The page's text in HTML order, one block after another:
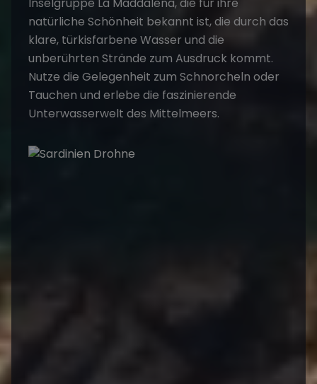
natürliche Schönheit bekannt ist, die durch das
klare, türkisfarbene Wasser und die
unberührten Strände zum Ausdruck kommt.
Nutze die Gelegenheit zum Schnorcheln oder
Tauchen und erlebe die faszinierende
Unterwasserwelt des Mittelmeers.